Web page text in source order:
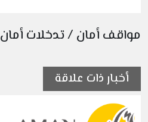
مواقف أمان / تدخلات أمان
أخبار ذات علاقة